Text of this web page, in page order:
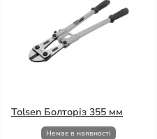
Tolsen Болторіз 355 мм
Немає в наявності